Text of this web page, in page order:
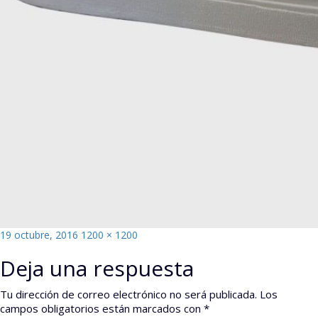
Publicado
19 octubre, 2016 Tamaño
1200 × 1200
Deja una respuesta
Tu dirección de correo electrónico no será publicada. Los
campos obligatorios están marcados con *